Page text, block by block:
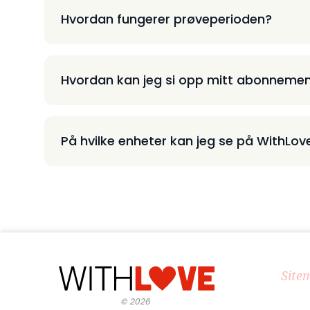
Hvordan fungerer prøveperioden?
Hvordan kan jeg si opp mitt
På hvilke enheter kan jeg se på
©2026